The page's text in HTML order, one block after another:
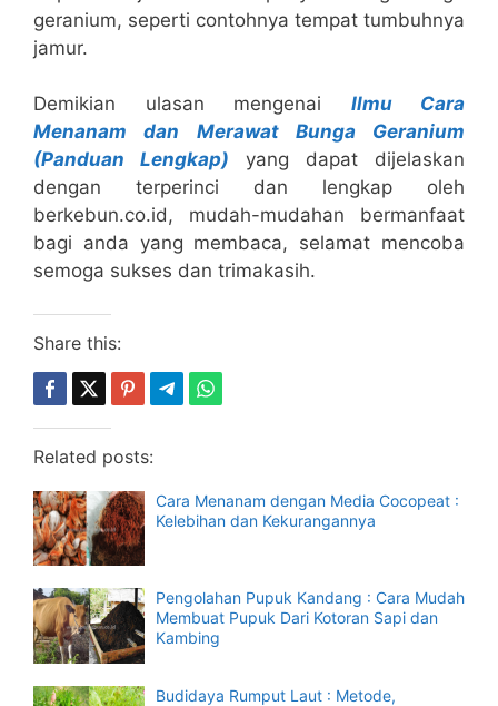
geranium, seperti contohnya tempat tumbuhnya
jamur.
Demikian ulasan mengenai Ilmu Cara
Menanam dan Merawat Bunga Geranium
(Panduan Lengkap)
yang dapat dijelaskan
dengan terperinci dan lengkap oleh
berkebun.co.id, mudah-mudahan bermanfaat
bagi anda yang membaca, selamat mencoba
semoga sukses dan trimakasih.
Share this:
Related posts:
Cara Menanam dengan Media Cocopeat :
Kelebihan dan Kekurangannya
Pengolahan Pupuk Kandang : Cara Mudah
Membuat Pupuk Dari Kotoran Sapi dan
Kambing
Budidaya Rumput Laut : Metode,